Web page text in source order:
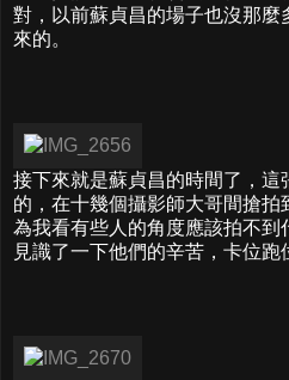
對，以前蘇貞昌的場子也沒那
來的。
接下來就是蘇貞昌的時間了，這
的，在十幾個攝影師大哥間搶拍
為我看有些人的角度應該拍不
見識了一下他們的辛苦，卡位跑